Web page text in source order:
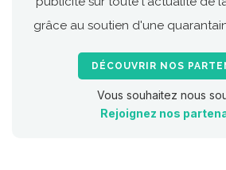
grâce au soutien d'une
DÉCOUVRIR NOS
Vous souhaitez nous
Rejoignez nos